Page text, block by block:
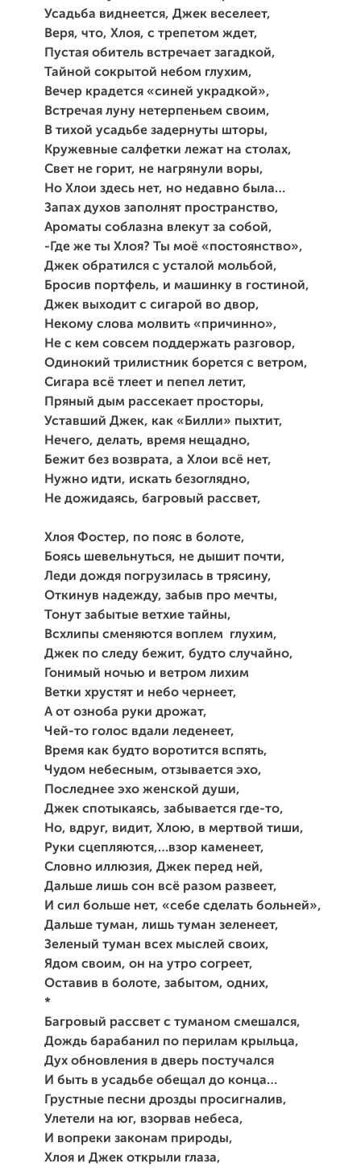
Усадьба виднеется, Джек веселеет,
Веря, что, Хлоя, с трепетом ждет,
Пустая обитель встречает загадкой,
Тайной сокрытой небом глухим,
Вечер крадется «синей украдкой»,
Встречая луну нетерпеньем своим,
В тихой усадьбе задернуты шторы,
Кружевные салфетки лежат на столах,
Свет не горит, не нагрянули воры,
Но Хлои здесь нет, но недавно была…
Запах духов заполнят пространство,
Ароматы соблазна влекут за собой,
-Где же ты Хлоя? Ты моё «постоянство»,
Джек обратился с усталой мольбой,
Бросив портфель, и машинку в гостиной,
Джек выходит с сигарой во двор,
Некому слова молвить «причинно»,
Не с кем совсем поддержать разговор,
Одинокий трилистник борется с ветром,
Сигара всё тлеет и пепел летит,
Пряный дым рассекает просторы,
Уставший Джек, как «Билли» пыхтит,
Нечего, делать, время нещадно,
Бежит без возврата, а Хлои всё нет,
Нужно идти, искать безоглядно,
Не дожидаясь, багровый рассвет,
Хлоя Фостер, по пояс в болоте,
Боясь шевельнуться, не дышит почти,
Леди дождя погрузилась в трясину,
Откинув надежду, забыв про мечты,
Тонут забытые ветхие тайны,
Всхлипы сменяются воплем глухим,
Джек по следу бежит, будто случайно,
Гонимый ночью и ветром лихим
Ветки хрустят и небо чернеет,
А от озноба руки дрожат,
Чей-то голос вдали леденеет,
Время как будто воротится вспять,
Чудом небесным, отзывается эхо,
Последнее эхо женской души,
Джек спотыкаясь, забывается где-то,
Но, вдруг, видит, Хлою, в мертвой тиши,
Руки сцепляются,…взор каменеет,
Словно иллюзия, Джек перед ней,
Дальше лишь сон всё разом развеет,
И сил больше нет, «себе сделать больней»,
Дальше туман, лишь туман зеленеет,
Зеленый туман всех мыслей своих,
Ядом своим, он на утро согреет,
Оставив в болоте, забытом, одних,
*
Багровый рассвет с туманом смешался,
Дождь барабанил по перилам крыльца,
Дух обновления в дверь постучался
И быть в усадьбе обещал до конца…
Грустные песни дрозды просигналив,
Улетели на юг, взорвав небеса,
И вопреки законам природы,
Хлоя и Джек открыли глаза,